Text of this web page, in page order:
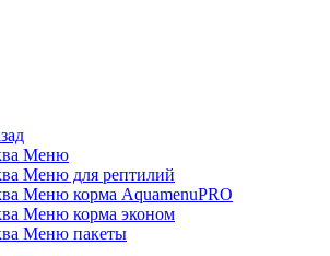
Меню
Меню для рептилий
Меню корма AquamenuPRO
Меню корма эконом
Меню пакеты